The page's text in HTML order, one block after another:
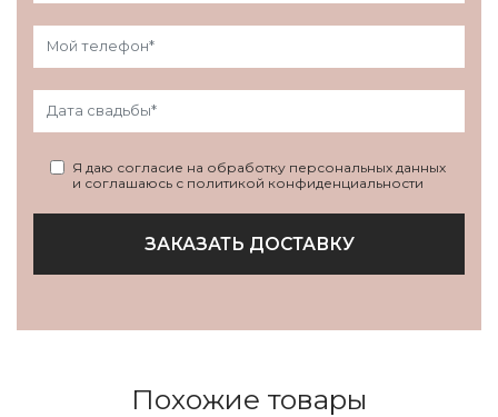
Я даю согласие на обработку персональных данных
и соглашаюсь с политикой конфиденциальности
ЗАКАЗАТЬ ДОСТАВКУ
Похожие товары